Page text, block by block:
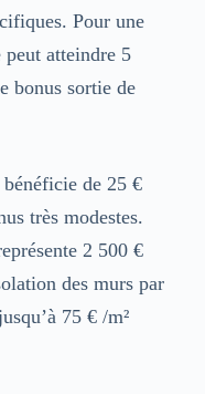
Pour une
peut atteindre 5
bonus sortie de
de 25 €
très modestes.
2 500 €
des murs par
75 € /m²